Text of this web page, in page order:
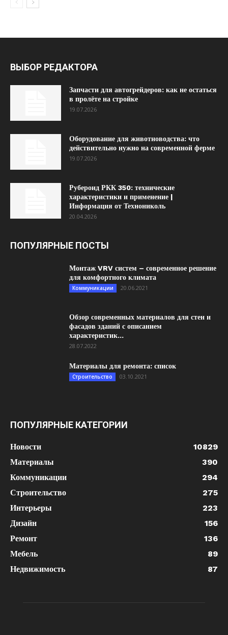
ВЫБОР РЕДАКТОРА
Запчасти для автогрейдеров: как не остаться
в пролёте на стройке
19.07.2026
Оборудование для животноводства: что
действительно нужно на современной ферме
19.07.2026
Рубероид РКК 350: технические
характеристики и применение |
Информация от Технониколь
20.04.2026
ПОПУЛЯРНЫЕ ПОСТЫ
Монтаж VRV систем – современное решение
для комфортного климата
Коммуникации 20.06.2021
Обзор современных материалов для стен и
фасадов зданий с описанием
характеристик...
28.07.2022
Материалы для ремонта: список
Строительство 03.10.2021
ПОПУЛЯРНЫЕ КАТЕГОРИИ
Новости
10829
Материалы
390
Коммуникации
294
Строительство
275
Интерьеры
223
Дизайн
156
Ремонт
136
Мебель
89
Недвижимость
87